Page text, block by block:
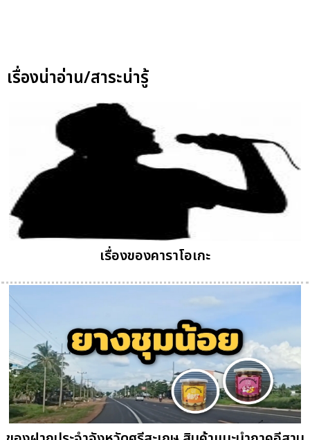
เรื่องน่าอ่าน/สาระน่ารู้
เรื่องของคาราโอเกะ